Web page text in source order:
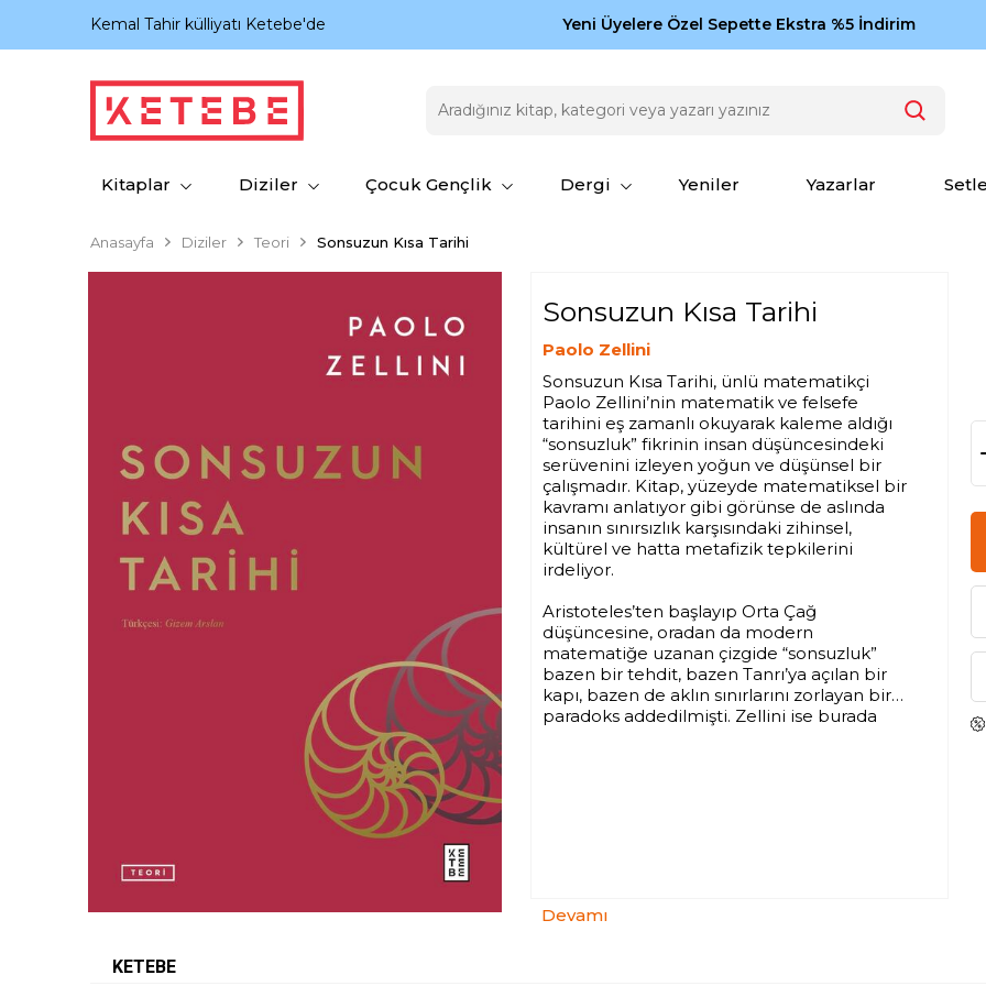
Kemal Tahir külliyatı Ketebe'de Zamansız eserler Ketebe'de: Cengiz Aytmatov
Yeni Üyelere Özel Sepette Ekstra %5 İndirim
Kitaplar Diziler Çocuk Gençlik Dergi Yeniler Yazarlar
Anasayfa Diziler Teori Sonsuzun Kısa Tarihi
Sonsuzun Kısa Tarihi
Paolo Zellini
Sonsuzun Kısa Tarihi, ünlü matematikçi
Paolo Zellini’nin matematik ve felsefe
tarihini eş zamanlı okuyarak kaleme aldığı
“sonsuzluk” fikrinin insan düşüncesindeki
serüvenini izleyen yoğun ve düşünsel bir
çalışmadır. Kitap, yüzeyde matematiksel bir
kavramı anlatıyor gibi görünse de aslında
insanın sınırsızlık karşısındaki zihinsel,
kültürel ve hatta metafizik tepkilerini
irdeliyor.
Aristoteles’ten başlayıp Orta Çağ
düşüncesine, oradan da modern
matematiğe uzanan çizgide “sonsuzluk”
bazen bir tehdit, bazen Tanrı’ya açılan bir
kapı, bazen de aklın sınırlarını zorlayan bir
paradoks addedilmişti. Zellini ise burada
örnekler üzerinden sonsuzluk fikrinin teorik
Devamı
KETEBE